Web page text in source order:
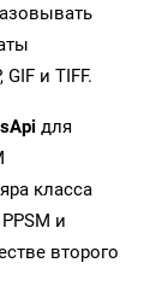
и TIFF.
для
класса
и
второго